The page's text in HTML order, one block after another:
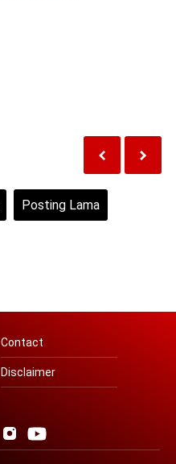
Posting Lama
Contact
Disclaimer